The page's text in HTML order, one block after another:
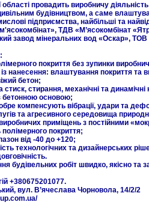
області провадить виробничу
будівництвом, а саме
підприємства, найбільші та
ТДВ «М’ясокомбінат
завод мінеральних вод «Оскар»,
покриття без зупинки
нанесення: влаштування покриття та
бетон;
стиск, стирання, механічні та
бетонною основою;
компенсують вібрації, удари та
лугів та агресивного середовища
приміщень з постійними
полімерного покриття;
від -40 до +120;
технологічних та дизайнерських
будівельних робіт швидко, якісно
+380675201077.
вул. В’ячеслава Чорновола, 14/2/2